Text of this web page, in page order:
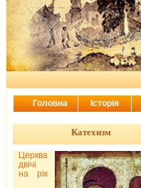
Катехизм
Церква
двічі
на рік
Головна Історія